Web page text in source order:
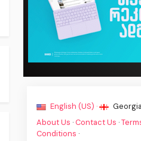
English (US) ·
About Us · Contact Us ·
Conditions ·